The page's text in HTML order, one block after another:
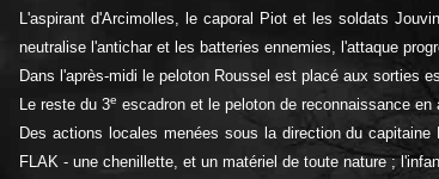
L'aspirant d'Arcimolles, le caporal Piot et les soldats
neutralise l'antichar et les batteries ennemies, l'attaque
Dans l'après-midi le peloton Roussel est placé aux sorties
Le reste du 3e escadron et le peloton de reconnaissance en
Des actions locales menées sous la direction du
FLAK - une chenillette, et un matériel de toute nature ;